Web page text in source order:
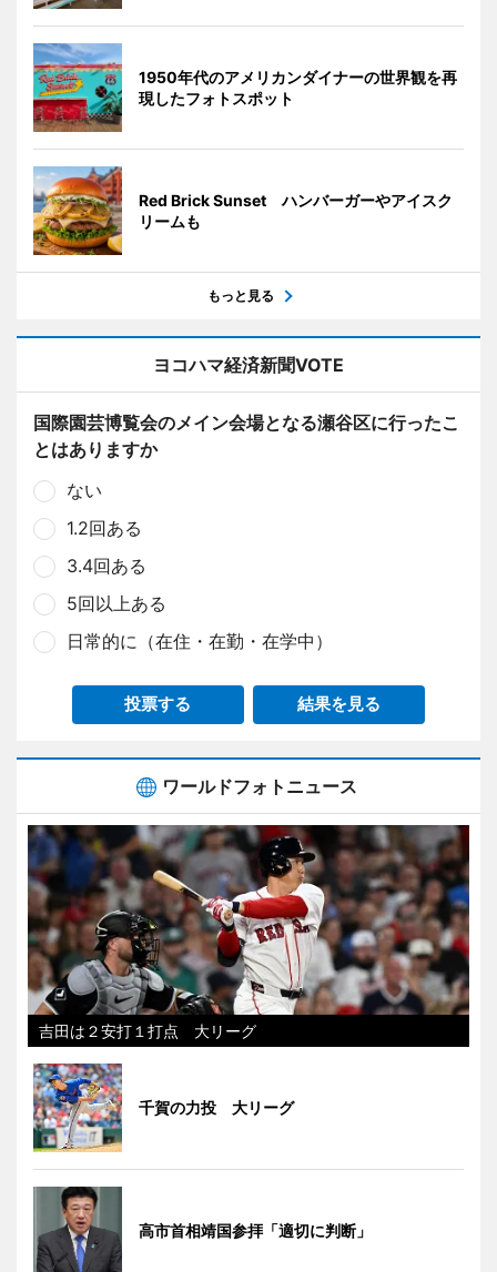
1950年代のアメリカンダイナーの世界観を再
現したフォトスポット
Red Brick Sunset ハンバーガーやアイスク
リームも
もっと見る
ヨコハマ経済新聞VOTE
国際園芸博覧会のメイン会場となる瀬谷区に行ったこ
とはありますか
ない
1.2回ある
3.4回ある
5回以上ある
日常的に（在住・在勤・在学中）
投票する 結果を見る
ワールドフォトニュース
吉田は２安打１打点 大リーグ
千賀の力投 大リーグ
高市首相靖国参拝「適切に判断」